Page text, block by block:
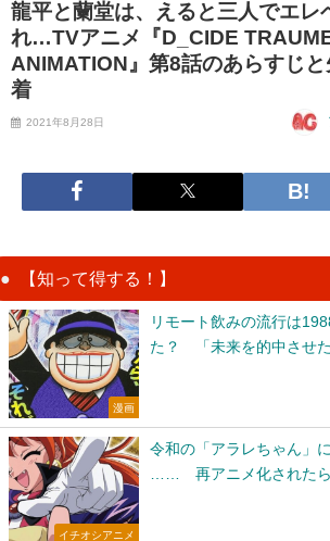
龍平と蘭堂は、えると三人でエレ
れ…TVアニメ『D_CIDE
ANIMATION』第8話のあらすじと
着
2021年8月28日
【知って得する！】
漫画
リモート飲みの流行は
た？ 「未来を的中させ
イチオシアニメ
令和の「アラレちゃん」
…… 再アニメ化されたら